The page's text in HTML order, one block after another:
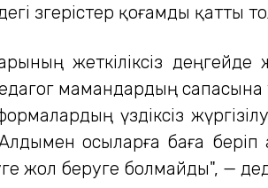
өзгерістер қоғамды қатты
жеткіліксіз деңгейде
мамандардың сапасына
үздіксіз
Алдымен осыларға баға
жол беруге болмайды", —